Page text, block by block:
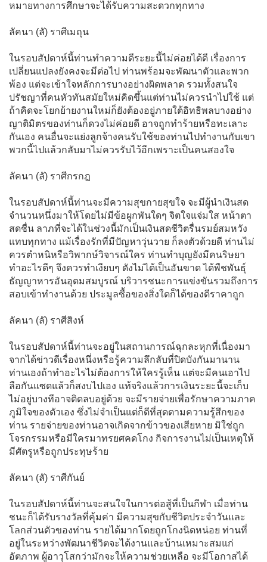
หมายทางการศึกษาจะได้รับความสะดวกทุกทาง
ลัคนา (ลั) ราศีเมถุน
ในรอบสัปดาห์นี้ท่านทำความดีระยะนี้ไม่ค่อยได้ดี เรื่องการ
เปลี่ยนแปลงยังคงจะมีต่อไป ท่านพร้อมจะพัฒนาตัวและพวก
พ้อง แต่จะเข้าใจหลักการบางอย่างผิดพลาด รวมทั้งสนใจ
ปรัชญาที่คนหัวทันสมัยใหม่คิดขึ้นแต่ท่านไม่ควรนำไปใช้ แต่
ถ้าคิดจะโยกย้ายงานใหม่ก็ยังต้องอยู่ภายใต้อิทธิพลบางอย่าง
ญาติมิตรของท่านก็ดวงไม่ค่อยดี อาจถูกทำร้ายหรือทะเลาะ
กันเอง คนอื่นจะแย่งลูกจ้างคนรับใช้ของท่านไปทำงานกับเขา
พวกนี้ไปแล้วกลับมาไม่ควรรับไว้อีกเพราะเป็นคนสองใจ
ลัคนา (ลั) ราศีกรกฎ
ในรอบสัปดาห์นี้ท่านจะมีความสุขกายสุขใจ จะมีผู้นำเงินสด
จำนวนหนึ่งมาให้โดยไม่มีข้อผูกพันใดๆ จิตใจแจ่มใส หน้าตา
สดชื่น ลาภที่จะได้ในช่วงนี้มักเป็นเงินสดชีวิตรื่นรมย์สมหวัง
แทบทุกทาง แม้เรื่องรักที่มีปัญหาวุ่นวาย ก็ลงตัวด้วยดี ท่านไม่
ควรตำหนิหรือวิพากษ์วิจารณ์ใคร ท่านทำบุญยังมีคนริษยา
ทำอะไรดีๆ จึงควรทำเงียบๆ ดังไม่ได้เป็นอันขาด ได้พืชพันธุ์
ธัญญาหารอันอุดมสมบูรณ์ บริวารชนะการแข่งขันรวมถึงการ
สอบเข้าทำงานด้วย ประมูลซื้อของสิ่งใดก็ได้ของดีราคาถูก
ลัคนา (ลั) ราศีสิงห์
ในรอบสัปดาห์นี้ท่านจะอยู่ในสถานการณ์ฉุกละหุกที่เนื่องมา
จากได้ข่าวดีเรื่องหนึ่งหรือรู้ความลึกลับที่ปิดบังกันมานาน
ท่านเองถ้าทำอะไรไม่ต้องการให้ใครรู้เห็น แต่จะมีคนเอาไป
ลือกันแซดแล้วก็สงบไปเอง แท้จริงแล้วการเงินระยะนี้จะเก็บ
ไม่อยู่บางทีอาจติดลบอยู่ด้วย จะมีรายจ่ายเพื่อรักษาความภาค
ภูมิใจของตัวเอง ซึ่งไม่จำเป็นแต่ก็ดีที่สุดตามความรู้สึกของ
ท่าน รายจ่ายของท่านอาจเกิดจากข้าวของเสียหาย มิใช่ถูก
โจรกรรมหรือมีใครมาทรยศคดโกง กิจการงานไม่เป็นเหตุให้
มีศัตรูหรือถูกประทุษร้าย
ลัคนา (ลั) ราศีกันย์
ในรอบสัปดาห์นี้ท่านจะสนใจในการต่อสู้ที่เป็นกีฬา เมื่อท่าน
ชนะก็ได้รับรางวัลที่คุ้มค่า มีความสุขกับชีวิตประจำวันและ
โลกส่วนตัวของท่าน รายได้มากโดยถูกโกงนิดหน่อย ท่านที่
อยู่ในระหว่างพัฒนาชีวิตจะได้งานและบ้านเหมาะสมแก่
อัตภาพ ผู้อาวุโสกว่ามักจะให้ความช่วยเหลือ จะมีโอกาสได้